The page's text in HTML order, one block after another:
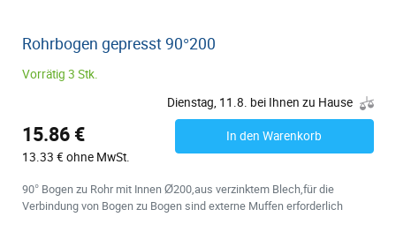
Rohrbogen gepresst 90°200
Vorrätig 3 Stk.
Dienstag, 11.8. bei Ihnen zu Hause
15.86 €
13.33 € ohne MwSt.
In den Warenkorb
90° Bogen zu Rohr mit Innen Ø200,aus verzinktem Blech,für die
Verbindung von Bogen zu Bogen sind externe Muffen erforderlich